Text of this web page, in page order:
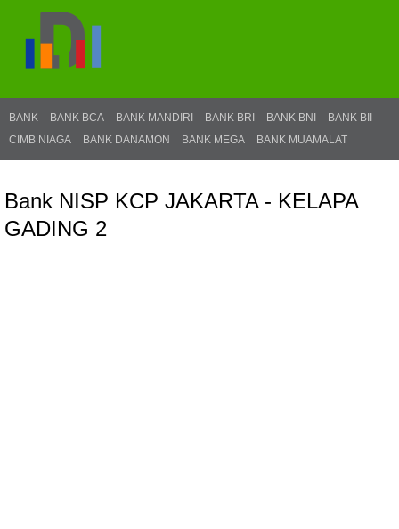
BANK BANK BCA BANK MANDIRI BANK BRI BANK BNI
BANK BII
CIMB NIAGA
BANK DANAMON BANK MEGA BANK MUAMALAT
Bank NISP KCP JAKARTA - KELAPA
GADING 2